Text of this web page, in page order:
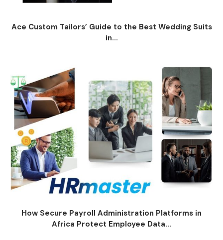
Ace Custom Tailors’ Guide to the Best Wedding Suits
in...
How Secure Payroll Administration Platforms in
Africa Protect Employee Data...